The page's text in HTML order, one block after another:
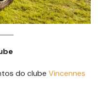
do clube Vincennes